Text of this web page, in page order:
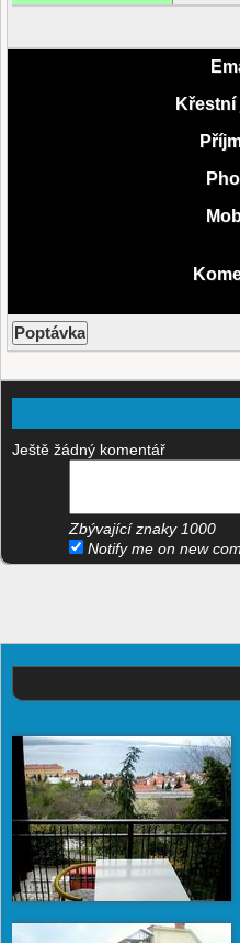
Ještě žádný komentář
Zbývající znaky 1000
Notify me on new